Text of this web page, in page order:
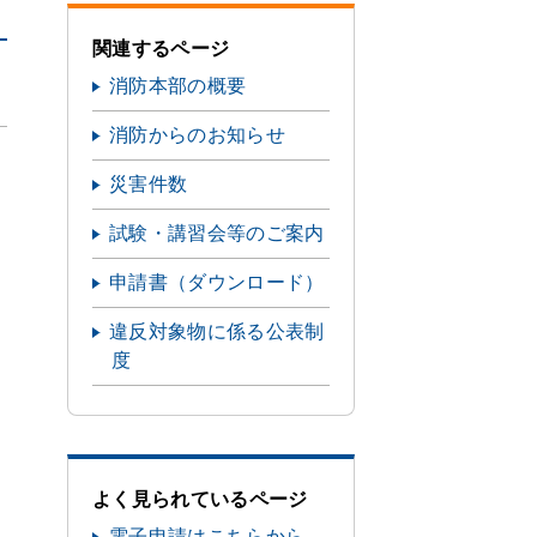
関連するページ
消防本部の概要
消防からのお知らせ
災害件数
試験・講習会等のご案内
申請書（ダウンロード）
違反対象物に係る公表制
度
よく見られているページ